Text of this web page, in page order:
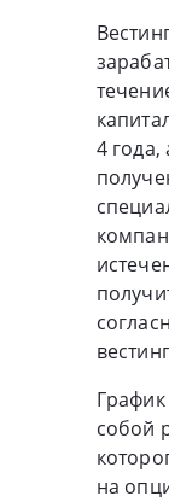
4 года,
График
собой
на